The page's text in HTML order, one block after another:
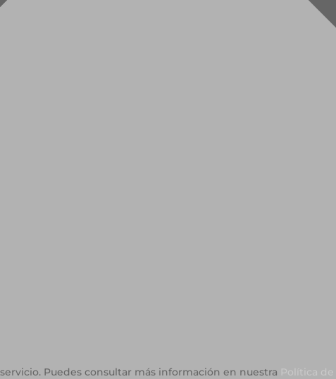
Puedes consultar más información en nuestra